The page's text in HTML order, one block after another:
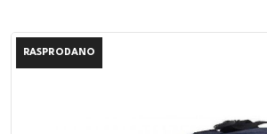
RASPRODANO